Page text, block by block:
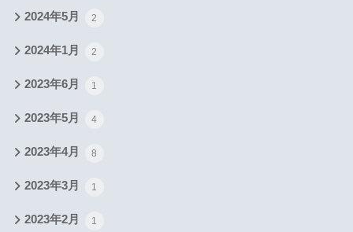
2024年5月 2
2024年1月 2
2023年6月 1
2023年5月 4
2023年4月 8
2023年3月 1
2023年2月 1